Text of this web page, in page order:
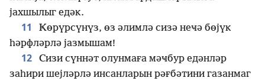
јахшылыг едәк.
11
Ҝөрүрсүнүз, өз әлимлә сизә неҹә бөјүк
һәрфләрлә јазмышам!
12
Сизи сүннәт олунмаға мәҹбур едәнләр
заһири шејләрлә инсанларын рәғбәтини газанмаг